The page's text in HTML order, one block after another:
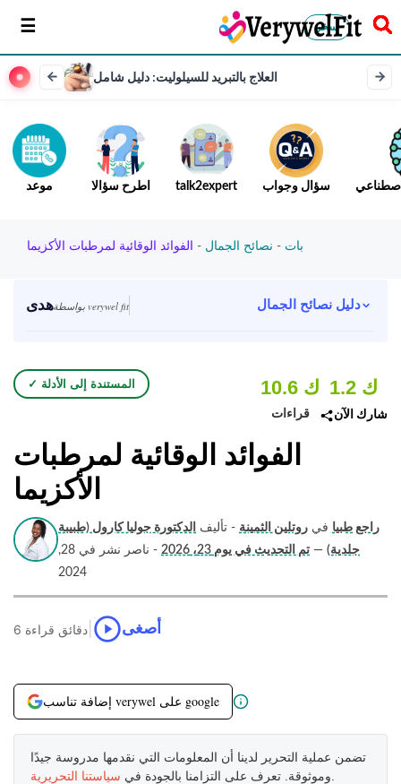
سخر
العلاج بالتبريد للسيلوليت: دليل شامل
موعد اطرح سؤالا talk2expert سؤال وجواب
بات - نصائح الجمال - الفوائد الوقائية لمرطبات الأكزيما
هدى بواسطة verywel fit دليل نصائح الجمال
✓ المستندة إلى الأدلة 10.6 ك
قراءات
1.2 ك
شارك الآن
الفوائد الوقائية لمرطبات
الأكزيما
راجع طبيا في روتلين الثمينة - تأليف
الدكتورة جوليا كارول (طبيبة
جلدية) — تم التحديث في يوم 23، 2026
- ناصر نشر في 28,
2024
6 دقائق قراءة أصغى
إضافة تناسب verywel على google
تضمن عملية التحرير لدينا أن المعلومات التي نقدمها مدروسة جيدًا
وموثوقة. تعرف على التزامنا بالجودة في سياستنا التحريرية